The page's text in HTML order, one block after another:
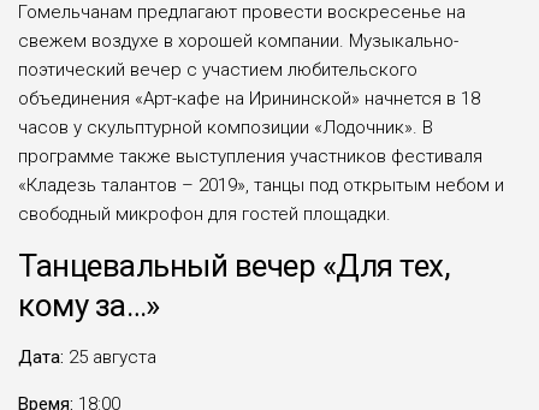
Гомельчанам предлагают провести воскресенье на
свежем воздухе в хорошей компании. Музыкально-
поэтический вечер с участием любительского
объединения «Арт-кафе на Ирининской» начнется в 18
часов у скульптурной композиции «Лодочник». В
программе также выступления участников фестиваля
«Кладезь талантов – 2019», танцы под открытым небом и
свободный микрофон для гостей площадки.
Танцевальный вечер «Для тех,
кому за…»
Дата: 25 августа
Время: 18:00